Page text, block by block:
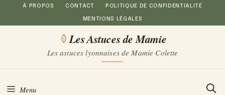
Aller
au
À PROPOS CONTACT POLITIQUE DE CONFIDENTIALITÉ
MENTIONS LÉGALES
Les Astuces de Mamie
Les astuces lyonnaises de Mamie Colette
Menu